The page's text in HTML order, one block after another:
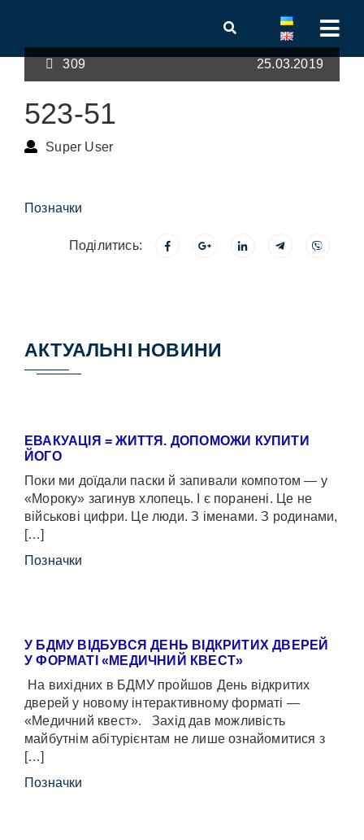
309 25.03.2019
523-51
Super User
Позначки
Поділитись:
АКТУАЛЬНІ НОВИНИ
ЕВАКУАЦІЯ = ЖИТТЯ. ДОПОМОЖИ КУПИТИ
ЙОГО
Поки ми доїдали паски й запивали компотом — у
«Мороку» загинув хлопець. І є поранені. Це не
військові цифри. Це люди. З іменами. З родинами,
[…]
Позначки
У БДМУ ВІДБУВСЯ ДЕНЬ ВІДКРИТИХ ДВЕРЕЙ
У ФОРМАТІ «МЕДИЧНИЙ КВЕСТ»
На вихідних в БДМУ пройшов День відкритих
дверей у новому інтерактивному форматі —
«Медичний квест». Захід дав можливість
майбутнім абітурієнтам не лише ознайомитися з
[…]
Позначки